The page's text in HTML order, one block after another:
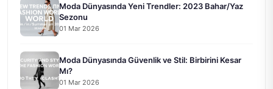
Moda Dünyasında Yeni Trendler: 2023 Bahar/Yaz
Sezonu
01 Mar 2026
Moda Dünyasında Güvenlik ve Stil: Birbirini Kesar
Mı?
01 Mar 2026